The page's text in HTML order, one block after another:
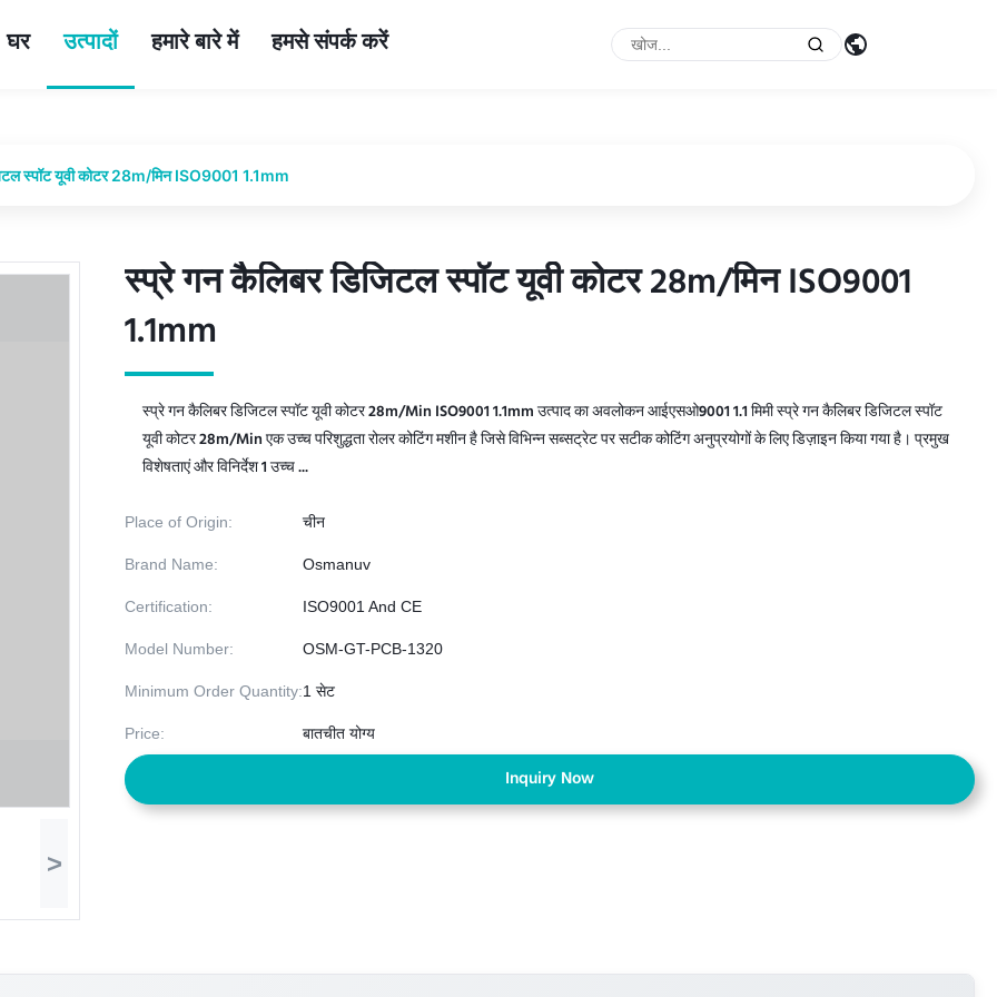
घर उत्पादों हमारे बारे में हमसे संपर्क करें
स्पॉट यूवी कोटर 28m/मिन ISO9001 1.1mm
>
स्प्रे गन कैलिबर डिजिटल स्पॉट यूवी कोटर 28m/मिन ISO9001
1.1mm
स्प्रे गन कैलिबर डिजिटल स्पॉट यूवी कोटर 28m/मिन ISO9001
1.1mm
स्प्रे गन कैलिबर डिजिटल स्पॉट यूवी कोटर 28m/Min ISO9001 1.1mm उत्पाद का अवलोकन आईएसओ9001 1.1 मिमी स्प्रे गन कैलिबर डिजिटल स्पॉट
यूवी कोटर 28m/Min एक उच्च परिशुद्धता रोलर कोटिंग मशीन है जिसे विभिन्न सब्सट्रेट पर सटीक कोटिंग अनुप्रयोगों के लिए डिज़ाइन किया गया है। प्रमुख
विशेषताएं और विनिर्देश 1 उच्च ...
Place of Origin: चीन
Brand Name: Osmanuv
Certification: ISO9001 And CE
Model Number: OSM-GT-PCB-1320
Minimum Order Quantity:1 सेट
Price: बातचीत योग्य
Inquiry Now